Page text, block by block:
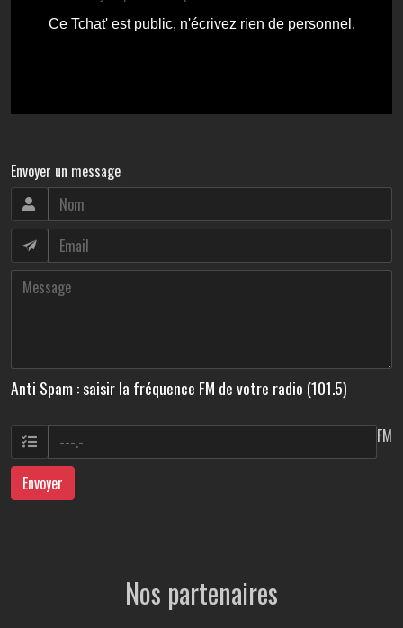
Envoyer un message
Anti Spam : saisir la fréquence FM de votre radio (101.5)
FM
Envoyer
Nos partenaires